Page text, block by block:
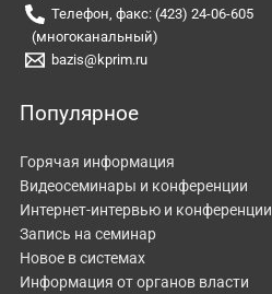
Телефон, факс: (423) 24-06-605
(многоканальный)
bazis@kprim.ru
Популярное
Горячая информация
Видеосеминары и конференции
Интернет-интервью и конференции
Запись на семинар
Новое в системах
Информация от органов власти